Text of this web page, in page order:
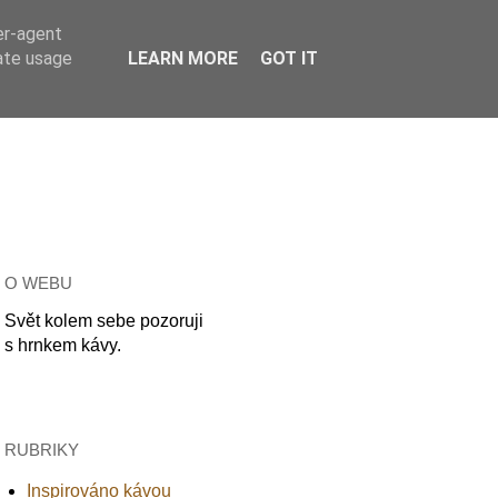
O WEBU
Svět kolem sebe pozoruji
s hrnkem kávy.
RUBRIKY
Inspirováno kávou
agent
usage
LEARN MORE GOT IT